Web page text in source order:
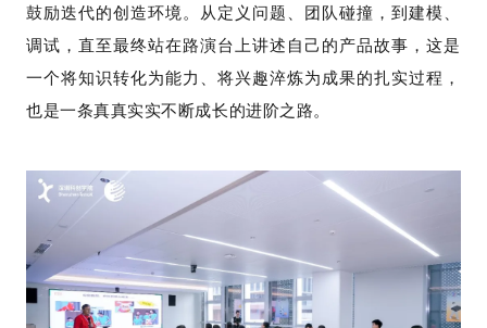
鼓励迭代的创造环境。从定义问题、团队碰撞，到建模、
调试，直至最终站在路演台上讲述自己的产品故事，这是
一个将知识转化为能力、将兴趣淬炼为成果的扎实过程，
也是一条真真实实不断成长的进阶之路。